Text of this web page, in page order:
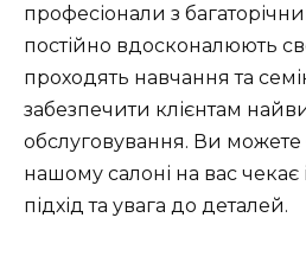
професіонали з
постійно вдосконалюють
проходять навчання та
забезпечити клієнтам
обслуговування. Ви можете
нашому салоні на вас
підхід та увага до деталей.